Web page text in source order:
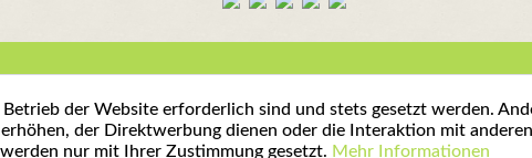
der Website erforderlich sind und stets gesetzt werden.
der Direktwerbung dienen oder die Interaktion mit anderen
nur mit Ihrer Zustimmung gesetzt. Mehr Informationen